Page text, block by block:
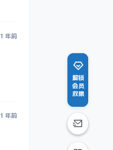
1 年前
1 年前
解锁
会员
权限